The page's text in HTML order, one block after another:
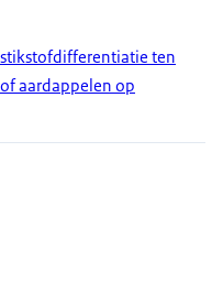
ten
aardappelen op